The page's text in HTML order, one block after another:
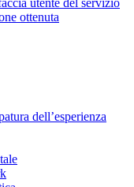
ottenuta
dell’esperienza